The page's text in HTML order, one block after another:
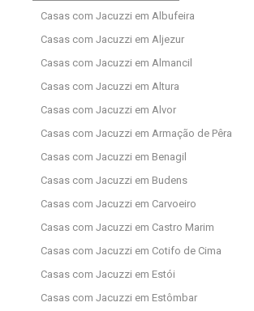
Casas com Jacuzzi em Albufeira
Casas com Jacuzzi em Aljezur
Casas com Jacuzzi em Almancil
Casas com Jacuzzi em Altura
Casas com Jacuzzi em Alvor
Casas com Jacuzzi em Armação de Pêra
Casas com Jacuzzi em Benagil
Casas com Jacuzzi em Budens
Casas com Jacuzzi em Carvoeiro
Casas com Jacuzzi em Castro Marim
Casas com Jacuzzi em Cotifo de Cima
Casas com Jacuzzi em Estói
Casas com Jacuzzi em Estômbar